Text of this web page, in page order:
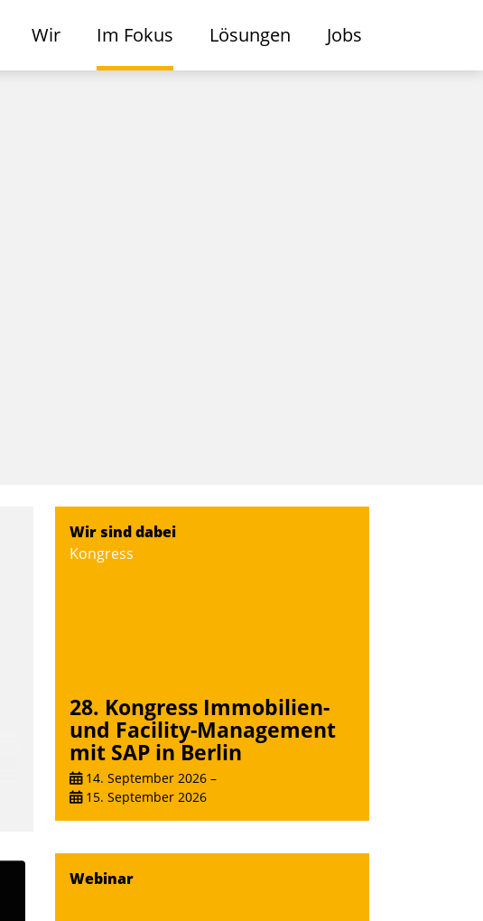
Wir Im Fokus Lösungen Jobs
Wir sind dabei
Kongress
28. Kongress Immobilien-
und Facility-Management
mit SAP in Berlin
14. September 2026 –
15. September 2026
Webinar